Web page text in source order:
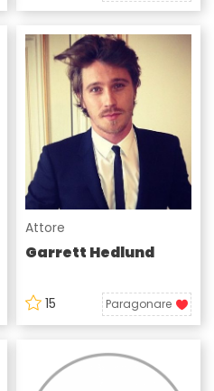
Attore
Garrett Hedlund
15 Paragonare